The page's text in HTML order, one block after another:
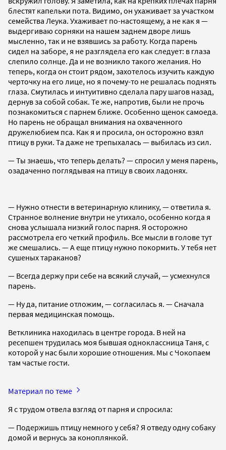
блестят капельки пота. Видимо, он ухаживает за участком
семейства Леука. Ухаживает по-настоящему, а не как я —
выдергиваю сорняки на нашем заднем дворе лишь
мысленно, так и не взявшись за работу. Когда парень
сидел на заборе, я не разглядела его как следует: в глаза
слепило солнце. Да и не возникло такого желания. Но
теперь, когда он стоит рядом, захотелось изучить каждую
черточку на его лице, но я почему-то не решалась поднять
глаза. Смутилась и интуитивно сделала пару шагов назад,
дернув за собой собак. Те же, напротив, были не прочь
познакомиться с парнем ближе. Особенно щенок самоеда.
Но парень не обращал внимания на охваченного
дружелюбием пса. Как я и просила, он осторожно взял
птицу в руки. Та даже не трепыхалась — выбилась из сил.
— Ты знаешь, что теперь делать? — спросил у меня парень,
озадаченно поглядывая на птицу в своих ладонях.
— Нужно отнести в ветеринарную клинику, — ответила я.
Странное волнение внутри не утихало, особенно когда я
снова услышала низкий голос парня. Я осторожно
рассмотрела его четкий профиль. Все мысли в голове тут
же смешались. — А еще птицу нужно покормить. У тебя нет
сушеных тараканов?
— Всегда держу при себе на всякий случай, — усмехнулся
парень.
— Ну да, питание отложим, — согласилась я. — Сначала
первая медицинская помощь.
Ветклиника находилась в центре города. В ней на
ресепшен трудилась моя бывшая одноклассница Таня, с
которой у нас были хорошие отношения. Мы с Чокопаем
там частые гости.
Материал по теме
Я с трудом отвела взгляд от парня и спросила:
— Подержишь птицу немного у себя? Я отведу одну собаку
домой и вернусь за коноплянкой.